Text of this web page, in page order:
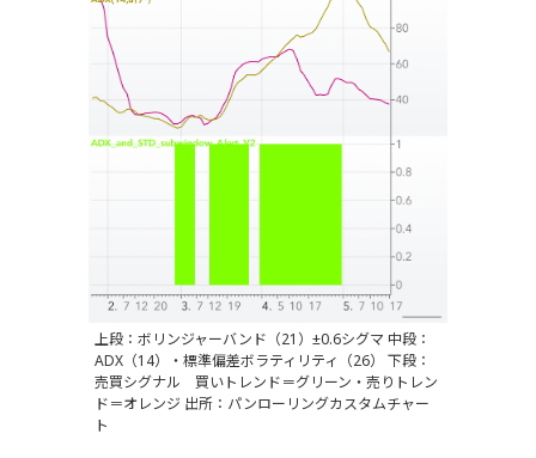
上段：ボリンジャーバンド（21）±0.6シグマ 中段：
ADX（14）・標準偏差ボラティリティ（26） 下段：
売買シグナル 買いトレンド＝グリーン・売りトレン
ド＝オレンジ 出所：パンローリングカスタムチャー
ト